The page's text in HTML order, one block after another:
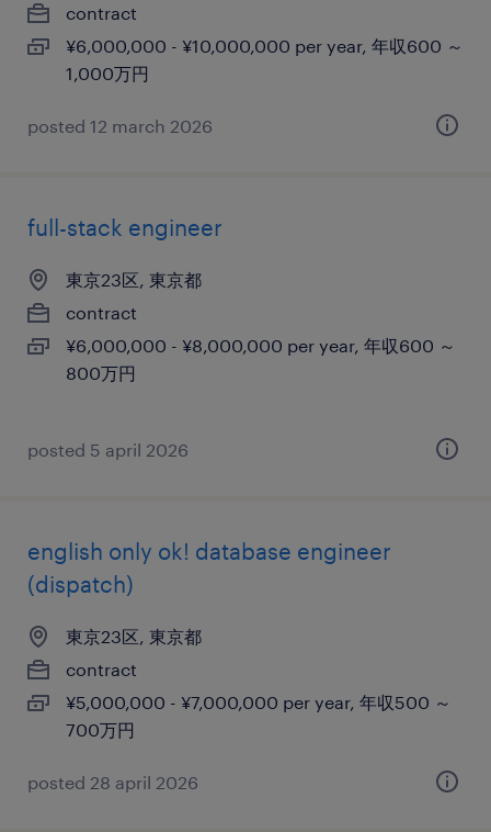
contract
¥6,000,000 - ¥10,000,000 per year, 年収600 ～
1,000万円
posted 12 march 2026
full-stack engineer
東京23区, 東京都
contract
¥6,000,000 - ¥8,000,000 per year, 年収600 ～
800万円
posted 5 april 2026
english only ok! database engineer
(dispatch)
東京23区, 東京都
contract
¥5,000,000 - ¥7,000,000 per year, 年収500 ～
700万円
posted 28 april 2026